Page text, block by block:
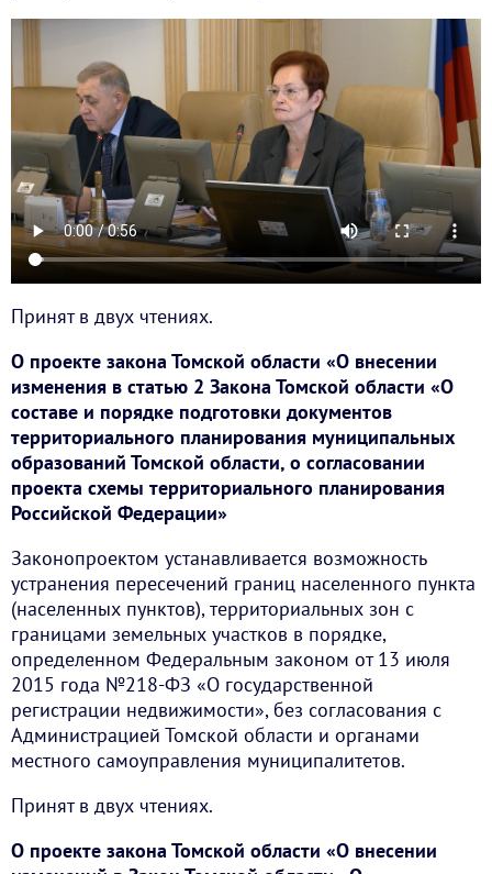
Принят в двух чтениях.
О проекте закона Томской области «О внесении
изменения в статью 2 Закона Томской области «О
составе и порядке подготовки документов
территориального планирования муниципальных
образований Томской области, о согласовании
проекта схемы территориального планирования
Российской Федерации»
Законопроектом устанавливается возможность
устранения пересечений границ населенного пункта
(населенных пунктов), территориальных зон с
границами земельных участков в порядке,
определенном Федеральным законом от 13 июля
2015 года №218-ФЗ «О государственной
регистрации недвижимости», без согласования с
Администрацией Томской области и органами
местного самоуправления муниципалитетов.
Принят в двух чтениях.
О проекте закона Томской области «О внесении